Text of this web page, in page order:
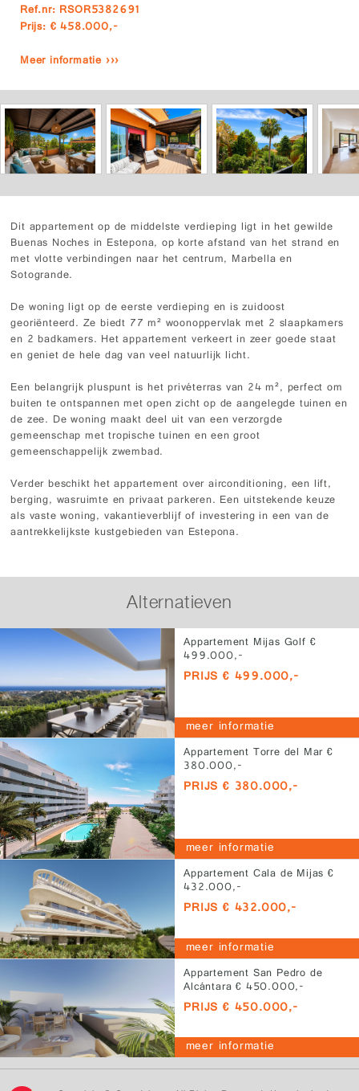
Ref.nr: RSOR5382691
Prijs: € 458.000,-
Meer informatie ›››
Dit appartement op de middelste verdieping ligt in het gewilde
Buenas Noches in Estepona, op korte afstand van het strand en
met vlotte verbindingen naar het centrum, Marbella en
Sotogrande.
De woning ligt op de eerste verdieping en is zuidoost
georiënteerd. Ze biedt 77 m² woonoppervlak met 2 slaapkamers
en 2 badkamers. Het appartement verkeert in zeer goede staat
en geniet de hele dag van veel natuurlijk licht.
Een belangrijk pluspunt is het privéterras van 24 m², perfect om
buiten te ontspannen met open zicht op de aangelegde tuinen en
de zee. De woning maakt deel uit van een verzorgde
gemeenschap met tropische tuinen en een groot
gemeenschappelijk zwembad.
Verder beschikt het appartement over airconditioning, een lift,
berging, wasruimte en privaat parkeren. Een uitstekende keuze
als vaste woning, vakantieverblijf of investering in een van de
aantrekkelijkste kustgebieden van Estepona.
Alternatieven
Appartement Mijas Golf €
499.000,-
PRIJS € 499.000,-
meer informatie
Appartement Torre del Mar €
380.000,-
PRIJS € 380.000,-
meer informatie
Appartement Cala de Mijas €
432.000,-
PRIJS € 432.000,-
meer informatie
Appartement San Pedro de
Alcántara € 450.000,-
PRIJS € 450.000,-
meer informatie